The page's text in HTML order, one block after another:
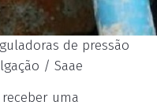
de pressão
/ Saae
uma